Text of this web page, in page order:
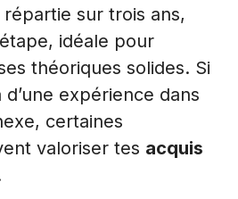
sur trois ans,
idéale pour
théoriques solides. Si
expérience dans
certaines
valoriser tes acquis